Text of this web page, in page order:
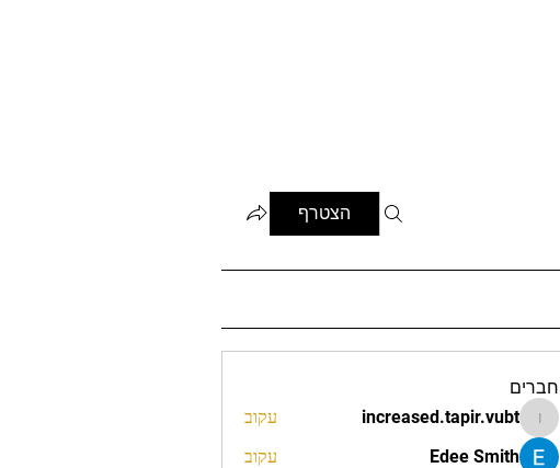
הצטרף
חברים
increased.tapir.vubt
increased.tapir.vubt
עקוב
Edee Smith
עקוב